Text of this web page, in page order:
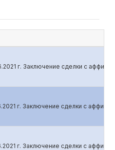
г. Заключение сделки с
г. Заключение сделки с
г. Заключение сделки с